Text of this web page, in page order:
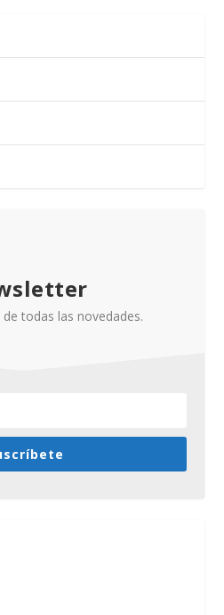
todas las novedades.